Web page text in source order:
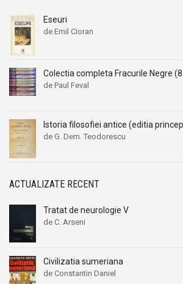
Eseuri
de Emil Cioran
Colectia completa Fracurile Negre
de Paul Feval
Istoria filosofiei antice (editia
de G. Dem. Teodorescu
ACTUALIZATE RECENT
Tratat de neurologie V
de C. Arseni
Civilizatia sumeriana
de Constantin Daniel